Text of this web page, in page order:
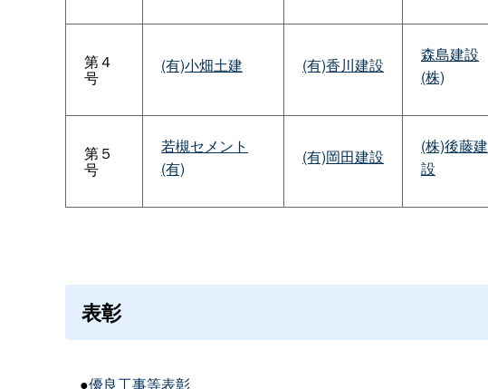
第４
号
(有)小畑土建 (有)香川建設
森島建設
(株)
第５
号
若槻セメント
(有)
(有)岡田建設
(株)後藤建
設
表彰
●優良工事等表彰